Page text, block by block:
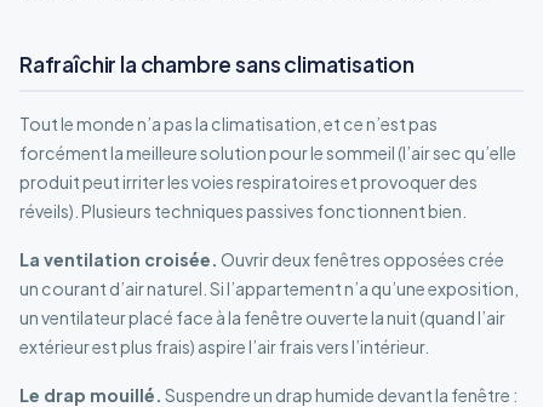
Rafraîchir la chambre sans climatisation
Tout le monde n’a pas la climatisation, et ce n’est pas
forcément la meilleure solution pour le sommeil (l’air sec qu’elle
produit peut irriter les voies respiratoires et provoquer des
réveils). Plusieurs techniques passives fonctionnent bien.
La ventilation croisée. Ouvrir deux fenêtres opposées crée
un courant d’air naturel. Si l’appartement n’a qu’une exposition,
un ventilateur placé face à la fenêtre ouverte la nuit (quand l’air
extérieur est plus frais) aspire l’air frais vers l’intérieur.
Le drap mouillé. Suspendre un drap humide devant la fenêtre :